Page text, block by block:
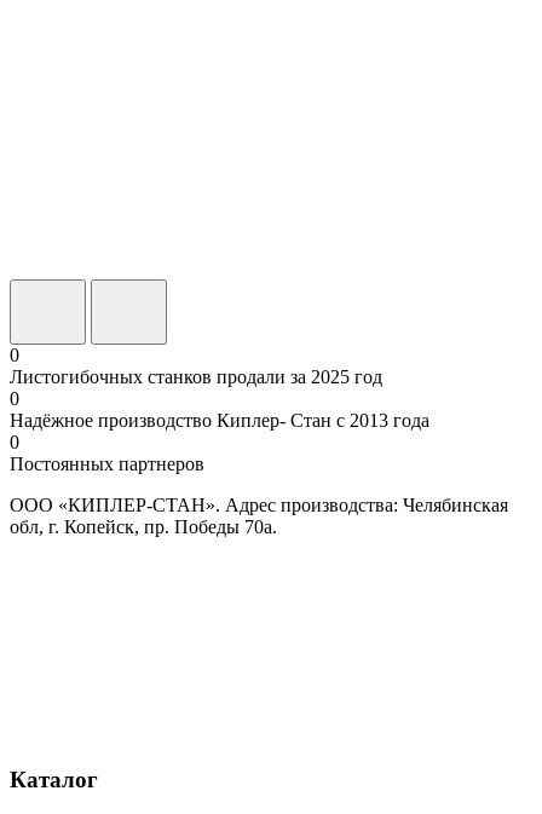
0
Листогибочных станков продали за 2025 год
0
Надёжное производство Киплер- Стан с 2013 года
0
Постоянных партнеров
ООО «КИПЛЕР-СТАН». Адрес производства: Челябинская
обл, г. Копейск, пр. Победы 70а.
Каталог